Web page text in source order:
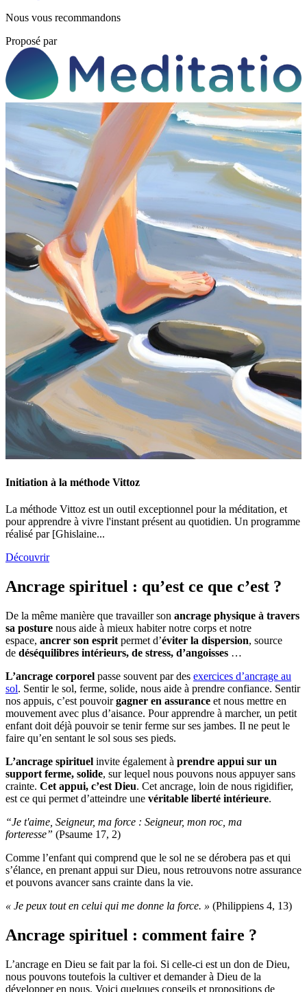
Nous vous recommandons
Proposé par
Initiation à la méthode Vittoz
La méthode Vittoz est un outil exceptionnel pour la méditation, et
pour apprendre à vivre l'instant présent au quotidien. Un programme
réalisé par [Ghislaine...
Découvrir
Ancrage spirituel : qu’est ce que c’est ?
De la même manière que travailler son ancrage physique à travers
sa posture nous aide à mieux habiter notre corps et notre
espace, ancrer son esprit permet d’éviter la dispersion, source
de déséquilibres intérieurs, de stress, d’angoisses …
L’ancrage corporel passe souvent par des exercices d’ancrage au
sol. Sentir le sol, ferme, solide, nous aide à prendre confiance. Sentir
nos appuis, c’est pouvoirgagner en assurance et nous mettre en
mouvement avec plus d’aisance. Pour apprendre à marcher, un petit
enfant doit déjà pouvoir se tenir ferme sur ses jambes. Il ne peut le
faire qu’en sentant le sol sous ses pieds.
L’ancrage spirituel invite également à prendre appui sur un
support ferme, solide, sur lequel nous pouvons nous appuyer sans
crainte. Cet appui, c’est Dieu. Cet ancrage, loin de nous rigidifier,
est ce qui permet d’atteindre une véritable liberté intérieure.
“Je t'aime, Seigneur, ma force : Seigneur, mon roc, ma
forteresse” (Psaume 17, 2)
Comme l’enfant qui comprend que le sol ne se dérobera pas et qui
s’élance, en prenant appui sur Dieu, nous retrouvons notre assurance
et pouvons avancer sans crainte dans la vie.
« Je peux tout en celui qui me donne la force. » (Philippiens 4, 13)
Ancrage spirituel : comment faire ?
L’ancrage en Dieu se fait par la foi. Si celle-ci est un don de Dieu,
nous pouvons toutefois la cultiver et demander à Dieu de la
développer en nous. Voici quelques conseils et propositions de